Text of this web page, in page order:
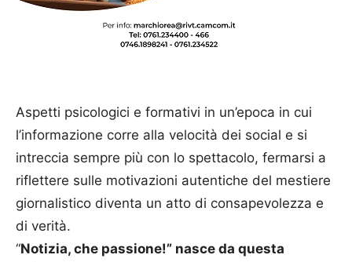
Aspetti psicologici e formativi in un’epoca in cui
l’informazione corre alla velocità dei social e si
intreccia sempre più con lo spettacolo, fermarsi a
riflettere sulle motivazioni autentiche del mestiere
giornalistico diventa un atto di consapevolezza e
di verità.
“Notizia, che passione!” nasce da questa